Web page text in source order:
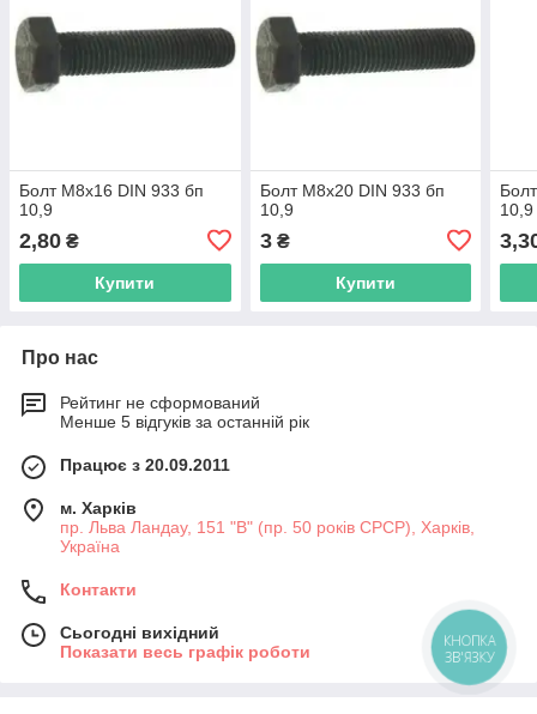
Болт М8х16 DIN 933 бп
10,9
2,80 ₴
Купити
Болт М8х20 DIN 933 бп
10,9
3₴
Купити
10,9
Про нас
Рейтинг не сформований
Менше 5 відгуків за останній рік
Працює з 20.09.2011
м. Харків
пр. Льва Ландау, 151 "В" (пр. 50 років СРСР), Харків,
Україна
Контакти
Сьогодні вихідний
Показати весь графік роботи
КНОПКА
ЗВ'ЯЗКУ